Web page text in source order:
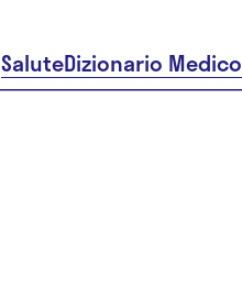
SaluteDizionario Medico